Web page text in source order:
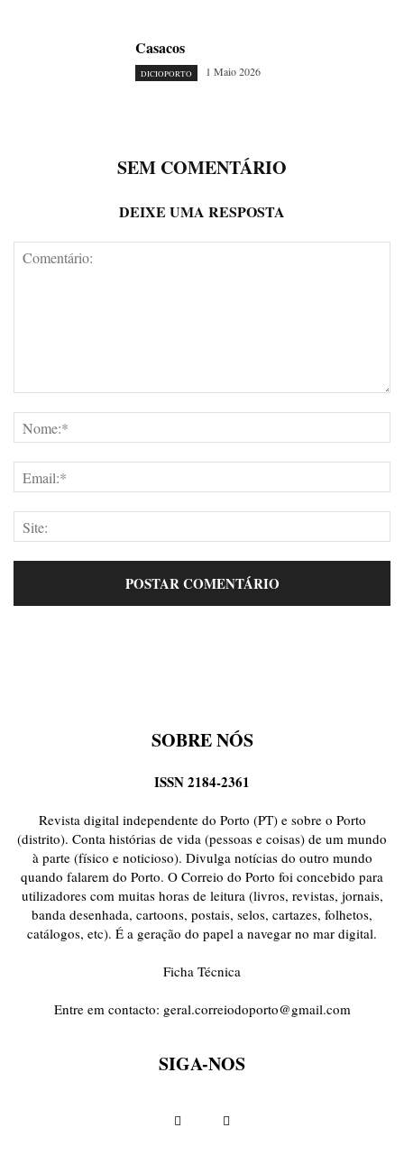
Casacos
DICIOPORTO 1 Maio 2026
SEM COMENTÁRIO
DEIXE UMA RESPOSTA
SOBRE NÓS
ISSN 2184-2361
Revista digital independente do Porto (PT) e sobre o Porto
(distrito). Conta histórias de vida (pessoas e coisas) de um mundo
à parte (físico e noticioso). Divulga notícias do outro mundo
quando falarem do Porto. O Correio do Porto foi concebido para
utilizadores com muitas horas de leitura (livros, revistas, jornais,
banda desenhada, cartoons, postais, selos, cartazes, folhetos,
catálogos, etc). É a geração do papel a navegar no mar digital.
Ficha Técnica
Entre em contacto: geral.correiodoporto@gmail.com
SIGA-NOS